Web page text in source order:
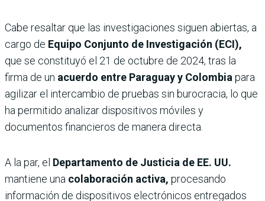
Cabe resaltar que las investigaciones siguen abiertas, a
cargo de Equipo Conjunto de Investigación (ECI),
que se constituyó el 21 de octubre de 2024, tras la
firma de un acuerdo entre Paraguay y Colombiapara
agilizar el intercambio de pruebas sin burocracia, lo que
ha permitido analizar dispositivos móviles y
documentos financieros de manera directa.
A la par, el Departamento de Justicia de EE. UU.
mantiene una colaboración activa, procesando
información de dispositivos electrónicos entregados